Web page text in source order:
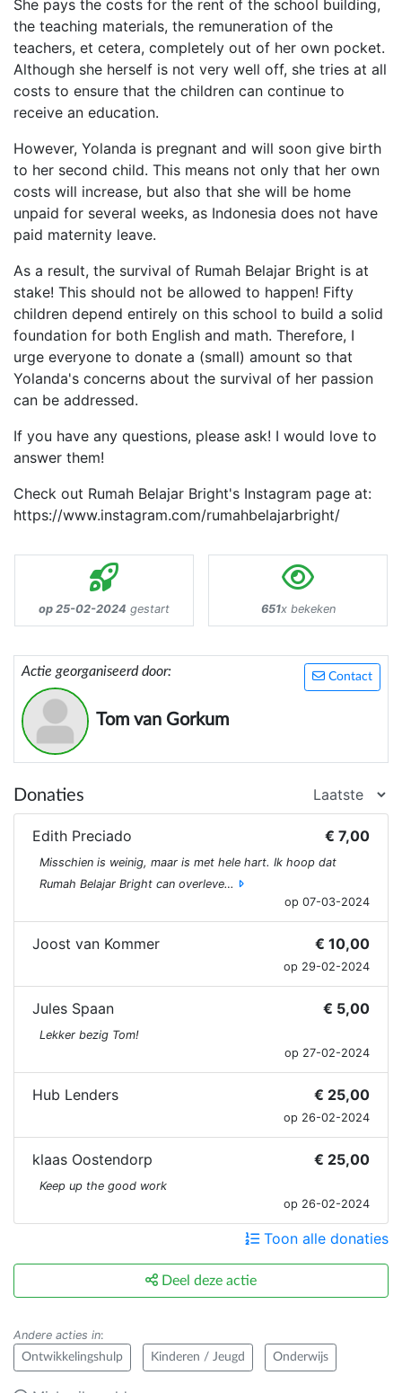
She pays the costs for the rent of the school building,
the teaching materials, the remuneration of the
teachers, et cetera, completely out of her own pocket.
Although she herself is not very well off, she tries at all
costs to ensure that the children can continue to
receive an education.
However, Yolanda is pregnant and will soon give birth
to her second child. This means not only that her own
costs will increase, but also that she will be home
unpaid for several weeks, as Indonesia does not have
paid maternity leave.
As a result, the survival of Rumah Belajar Bright is at
stake! This should not be allowed to happen! Fifty
children depend entirely on this school to build a solid
foundation for both English and math. Therefore, I
urge everyone to donate a (small) amount so that
Yolanda's concerns about the survival of her passion
can be addressed.
If you have any questions, please ask! I would love to
answer them!
Check out Rumah Belajar Bright's Instagram page at:
https://www.instagram.com/rumahbelajarbright/
op 25-02-2024 gestart 651x bekeken
Contact
Actie georganiseerd door:
Tom van Gorkum
Donaties
Edith Preciado € 7,00
Misschien is weinig, maar is met hele hart. Ik hoop dat
Rumah Belajar Bright can overleve…
op 07-03-2024
Joost van Kommer € 10,00
op 29-02-2024
Jules Spaan € 5,00
Lekker bezig Tom!
op 27-02-2024
Hub Lenders € 25,00
op 26-02-2024
klaas Oostendorp € 25,00
Keep up the good work
op 26-02-2024
Toon alle donaties
Deel deze actie
Andere acties in:
Ontwikkelingshulp Kinderen / Jeugd Onderwijs